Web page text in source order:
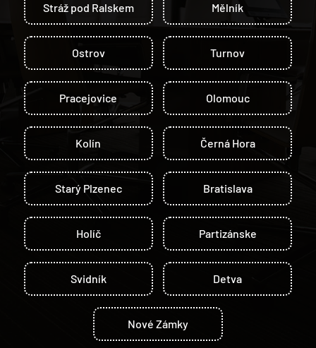
Stráž pod Ralskem Mělník
Ostrov Turnov
Pracejovice Olomouc
Kolín Černá Hora
Starý Plzenec Bratislava
Holíč Partizánske
Svidník Detva
Nové Zámky